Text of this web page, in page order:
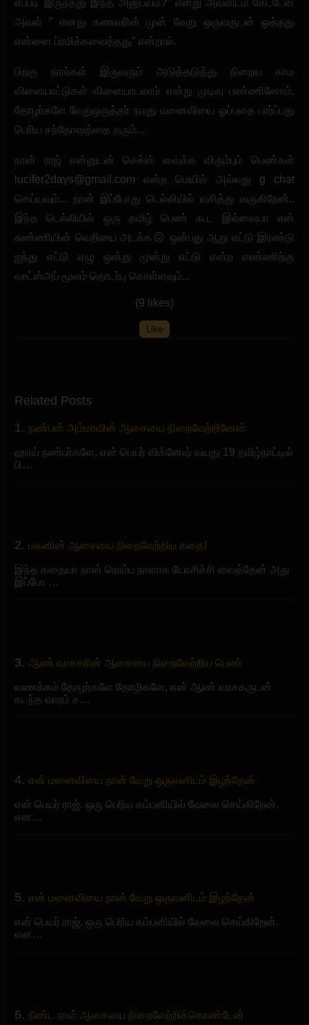
எப்படி இருந்தது இந்த அனுபவம்?” என்று அவளிடம் கேட்டேன்
அவள் ” எனது கணவரின் முன் வேறு ஒருவருடன் ஓத்தது
என்னை ப்ரமிக்கவைத்தது” என்றால்.
பிறகு நாங்கள் இருவரும் அடுத்தடுத்து நிறைய காம
விளையாட்டுகள் விளையாடலாம் என்று முடிவு பண்ணினோம்.
தோழர்களே வேறுஒருத்தர் நமது மனைவியை ஓப்பதை பார்ப்பது
பெரிய சந்தோஷத்தை தரும்...
நான் ராஜ் என்னுடன் செக்ஸ் வைக்க விரும்பும் பெண்கள்
lucifer2days@gmail.com என்ற மெயில் அல்லது g chat
செய்யவும்... நான் இப்போது டெல்லியில் வசித்து வருகிறேன்..
இந்த டெல்லியில் ஒரு தமிழ் பெண் கூட இல்லையா என்
சுண்ணியின் வெறியை அடக்க😖 ஒன்பது ஆறு எட்டு இரண்டு
ஐந்து எட்டு ஏழு ஒன்று மூன்று எட்டு என்ற எண்ணிற்கு
வாட்ஸ்அப் மூலம் தொடர்பு கொள்ளவும்...
(9 likes)
Like
Related Posts
1. நண்பன் அம்மாவின் ஆசையை நிறைவேற்றினேன்
ஹாய் நண்பர்களே, என் பெயர் விக்னேஷ் வயது 19 தமிழ்நாட்டில்
பி…
2. மகனின் ஆசையை நிறைவேற்றிய கதை!
இந்த கதையா நான் ரொம்ப நாளாக யோசிச்சி வைத்தேன் அது
இப்போ …
3. ஆண் வாசகரின் ஆசையை நிறைவேற்றிய பெண்
வணக்கம் தோழர்களே தோழிகளே, என் ஆண் வாசகருடன்
கடந்த வாரம் ச…
4. என் மனைவியை நான் வேறு ஒருவனிடம் இழந்தேன்
என் பெயர் ராஜ். ஒரு பெரிய கம்பனியில் வேலை செய்கிறேன்.
என…
5. என் மனைவியை நான் வேறு ஒருவனிடம் இழந்தேன்
என் பெயர் ராஜ். ஒரு பெரிய கம்பனியில் வேலை செய்கிறேன்.
என…
6. நீண்ட நாள் ஆசையை நிறைவேற்றிக்கொண்டேன்